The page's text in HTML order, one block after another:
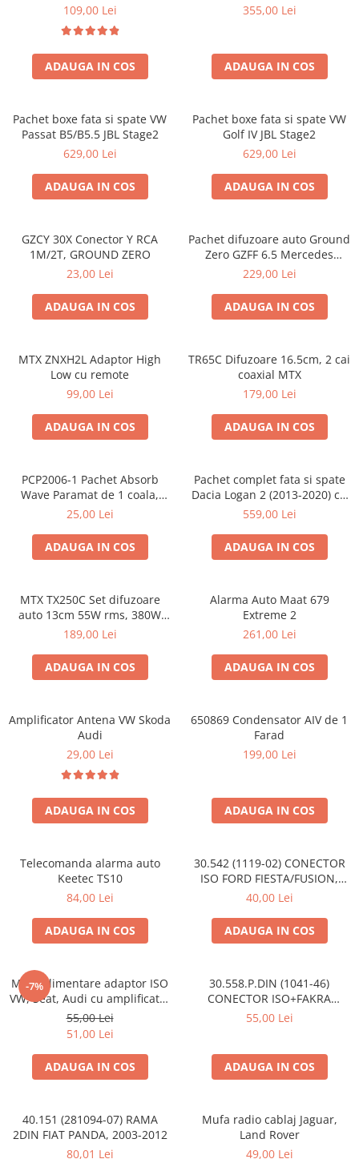
109,00 Lei
ADAUGA IN COS
355,00 Lei
ADAUGA IN COS
Pachet boxe fata si spate VW
Passat B5/B5.5 JBL Stage2
629,00 Lei
ADAUGA IN COS
Pachet boxe fata si spate VW
Golf IV JBL Stage2
629,00 Lei
ADAUGA IN COS
GZCY 30X Conector Y RCA
1M/2T, GROUND ZERO
23,00 Lei
ADAUGA IN COS
Pachet difuzoare auto Ground
Zero GZFF 6.5 Mercedes
Vito/Viano/Sprinter
229,00 Lei
ADAUGA IN COS
MTX ZNXH2L Adaptor High
Low cu remote
99,00 Lei
ADAUGA IN COS
TR65C Difuzoare 16.5cm, 2 cai
coaxial MTX
179,00 Lei
ADAUGA IN COS
PCP2006-1 Pachet Absorb
Wave Paramat de 1 coala,
spuma de 16mm grosime,
25,00 Lei
ADAUGA IN COS
Pachet complet fata si spate
Dacia Logan 2 (2013-2020) cu
boxe Ground Zero Ferrum
559,00 Lei
ADAUGA IN COS
MTX TX250C Set difuzoare
auto 13cm 55W rms, 380W
peak
189,00 Lei
ADAUGA IN COS
Alarma Auto Maat 679
Extreme 2
261,00 Lei
ADAUGA IN COS
Amplificator Antena VW Skoda
Audi
29,00 Lei
ADAUGA IN COS
650869 Condensator AIV de 1
Farad
199,00 Lei
ADAUGA IN COS
Telecomanda alarma auto
Keetec TS10
84,00 Lei
ADAUGA IN COS
30.542 (1119-02) CONECTOR
ISO FORD FIESTA/FUSION,
2002-2005
40,00 Lei
ADAUGA IN COS
-7%
Mufa alimentare adaptor ISO
VW, Seat, Audi cu amplificator
antena
55,00 Lei
51,00 Lei
ADAUGA IN COS
30.558.P.DIN (1041-46)
CONECTOR ISO+FAKRA
CITROEN, 2003>
55,00 Lei
ADAUGA IN COS
40.151 (281094-07) RAMA
2DIN FIAT PANDA, 2003-2012
80,01 Lei
Mufa radio cablaj Jaguar,
Land Rover
49,00 Lei